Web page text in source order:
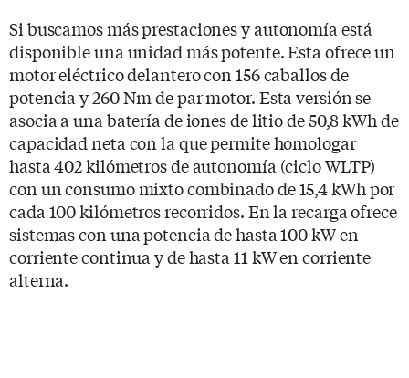
Si buscamos más prestaciones y autonomía está
disponible una unidad más potente. Esta ofrece un
motor eléctrico delantero con 156 caballos de
potencia y 260 Nm de par motor. Esta versión se
asocia a una batería de iones de litio de 50,8 kWh de
capacidad neta con la que permite homologar
hasta 402 kilómetros de autonomía (ciclo WLTP)
con un consumo mixto combinado de 15,4 kWh por
cada 100 kilómetros recorridos. En la recarga ofrece
sistemas con una potencia de hasta 100 kW en
corriente continua y de hasta 11 kW en corriente
alterna.